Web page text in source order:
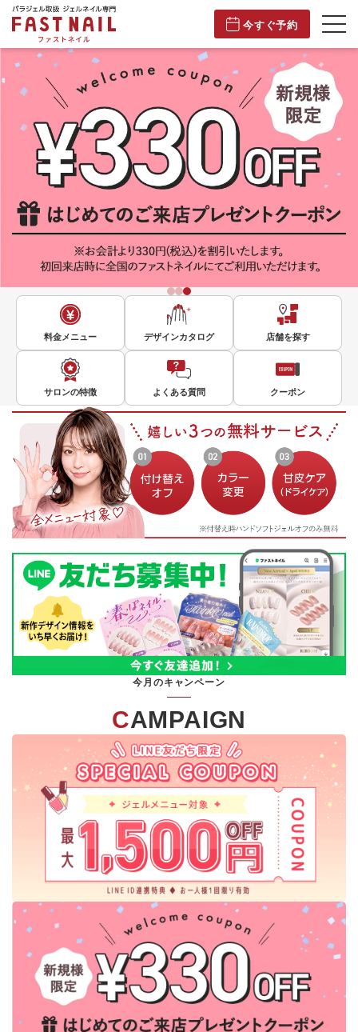
今すぐ予約
料金メニュー デザインカタログ 店舗を探す
サロンの特徴 よくある質問 クーポン
今月のキャンペーン
CAMPAIGN